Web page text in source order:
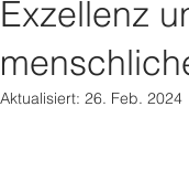
Exzellenz
Aktualisiert: 26. Feb. 2024